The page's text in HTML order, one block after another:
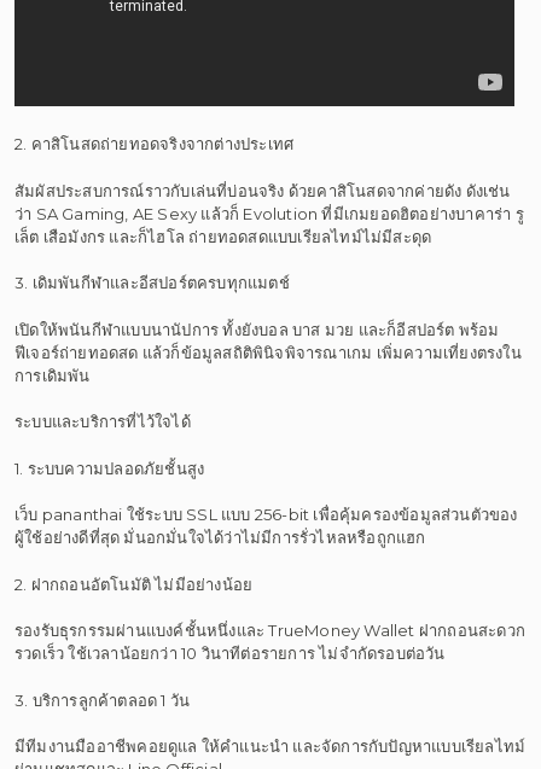
2. คาสิโนสดถ่ายทอดจริงจากต่างประเทศ
สัมผัสประสบการณ์ราวกับเล่นที่บ่อนจริง ด้วยคาสิโนสดจากค่ายดัง ดังเช่น
ว่า SA Gaming, AE Sexy แล้วก็ Evolution ที่มีเกมยอดฮิตอย่างบาคาร่า รู
เล็ต เสือมังกร และก็ไฮโล ถ่ายทอดสดแบบเรียลไทม์ไม่มีสะดุด
3. เดิมพันกีฬาและอีสปอร์ตครบทุกแมตช์
เปิดให้พนันกีฬาแบบนานัปการ ทั้งยังบอล บาส มวย และก็อีสปอร์ต พร้อม
ฟีเจอร์ถ่ายทอดสด แล้วก็ข้อมูลสถิติพินิจพิจารณาเกม เพิ่มความเที่ยงตรงใน
การเดิมพัน
ระบบและบริการที่ไว้ใจได้
1. ระบบความปลอดภัยชั้นสูง
เว็บ pananthai ใช้ระบบ SSL แบบ 256-bit เพื่อคุ้มครองข้อมูลส่วนตัวของ
ผู้ใช้อย่างดีที่สุด มั่นอกมั่นใจได้ว่าไม่มีการรั่วไหลหรือถูกแฮก
2. ฝากถอนอัตโนมัติ ไม่มีอย่างน้อย
รองรับธุรกรรมผ่านแบงค์ชั้นหนึ่งและ TrueMoney Wallet ฝากถอนสะดวก
รวดเร็ว ใช้เวลาน้อยกว่า 10 วินาทีต่อรายการ ไม่จำกัดรอบต่อวัน
3. บริการลูกค้าตลอด 1 วัน
มีทีมงานมืออาชีพคอยดูแล ให้คำแนะนำ และจัดการกับปัญหาแบบเรียลไทม์